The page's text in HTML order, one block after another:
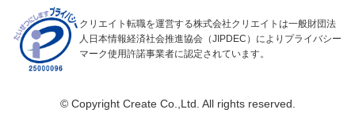
クリエイト転職を運営する株式会社クリエイトは一般財団法
人日本情報経済社会推進協会（JIPDEC）によりプライバシー
マーク使用許諾事業者に認定されています。
© Copyright Create Co.,Ltd. All rights reserved.